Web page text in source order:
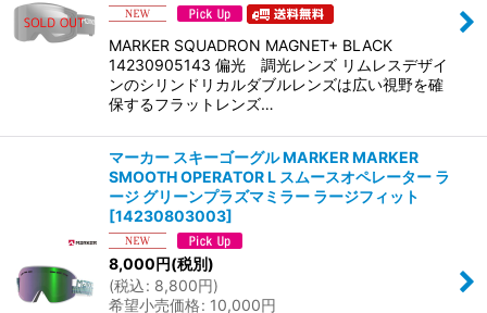
MARKER SQUADRON MAGNET+ BLACK
14230905143 偏光 調光レンズ リムレスデザイ
ンのシリンドリカルダブルレンズは広い視野を確
保するフラットレンズ…
マーカー スキーゴーグル MARKER MARKER
SMOOTH OPERATOR L スムースオペレーター ラ
ージ グリーンプラズマミラー ラージフィット
[14230803003]
8,000円(税別)
(税込: 8,800円)
希望小売価格: 10,000円